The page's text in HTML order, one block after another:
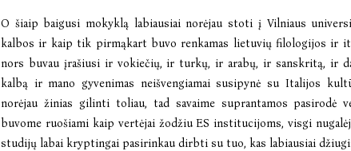
O šiaip baigusi mokyklą labiausiai norėjau stoti į Vilniaus
kalbos ir kaip tik pirmąkart buvo renkamas lietuvių filologijos ir
nors buvau įrašiusi ir vokiečių, ir turkų, ir arabų, ir sanskritą, ir
kalbą ir mano gyvenimas neišvengiamai susipynė su Italijos
norėjau žinias gilinti toliau, tad savaime suprantamos pasirodė
buvome ruošiami kaip vertėjai žodžiu ES institucijoms, visgi
studijų labai kryptingai pasirinkau dirbti su tuo, kas labiausiai